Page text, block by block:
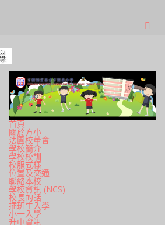
首頁
關於方小
法團校董會
學校簡介
學校校訓
校服式樣
位置及交通
聯絡本校
學校資訊 (NCS)
校長的話
插班生入學
小一入學
升中資訊